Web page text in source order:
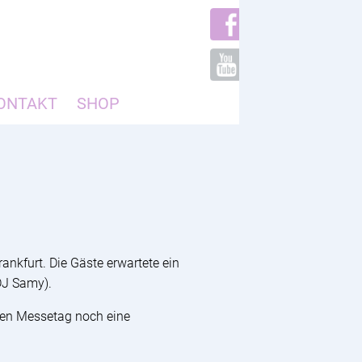
SHOP
Die Gäste erwartete ein
Samy).
Messetag noch eine